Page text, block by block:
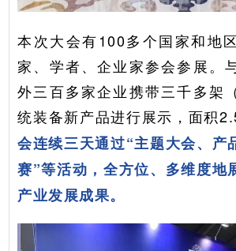
本次大会有100多个国家和地
家、学者、企业家参会参展。
外三百多家企业携带三千多架
统装备新产品进行展示，面积
会连续三天通过“主题大会、产
赛”等活动，全方位、多维度地
产业发展成果。